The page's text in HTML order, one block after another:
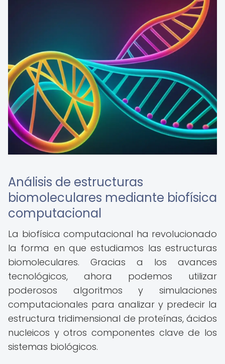
Análisis de estructuras
biomoleculares mediante biofísica
computacional
La biofísica computacional ha revolucionado
la forma en que estudiamos las estructuras
biomoleculares. Gracias a los avances
tecnológicos, ahora podemos utilizar
poderosos algoritmos y simulaciones
computacionales para analizar y predecir la
estructura tridimensional de proteínas, ácidos
nucleicos y otros componentes clave de los
sistemas biológicos.